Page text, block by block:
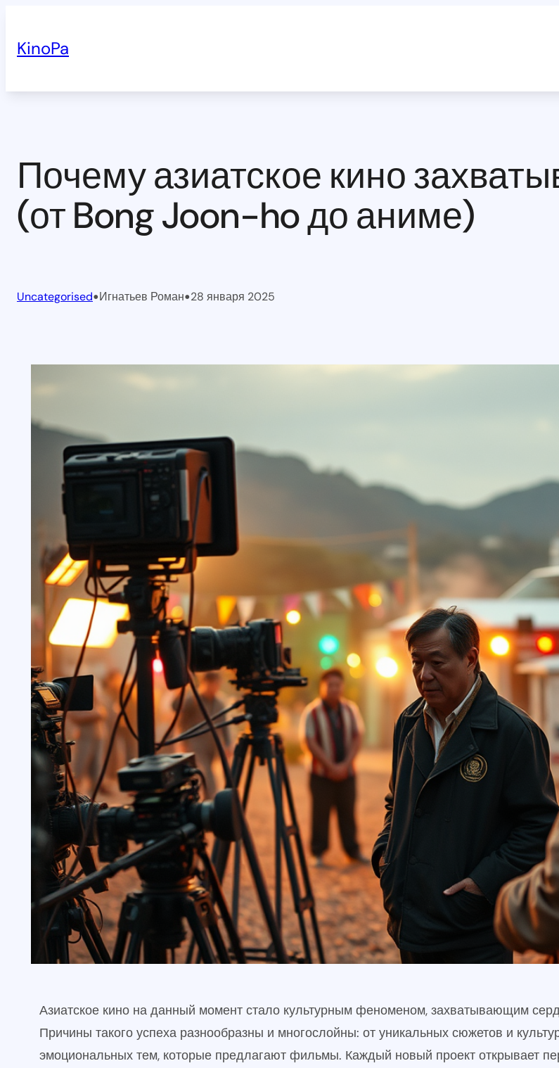
содержимому
KinoPa
Почему азиатское кино
(от Bong Joon-ho до аниме)
Uncategorised•Игнатьев Роман•28 января 2025
Азиатское кино на данный момент стало культурным феноменом, захватывающим
Причины такого успеха разнообразны и многослойны: от уникальных сюжетов и
эмоциональных тем, которые предлагают фильмы. Каждый новый проект открывает